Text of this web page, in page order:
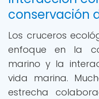
conservación
Los cruceros
enfoque en la
marino y la
vida marina.
estrecha